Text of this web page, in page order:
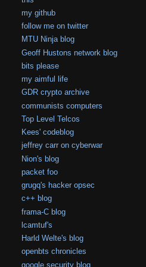
my github
follow me on twitter
MTU Ninja blog
Geoff Hustons network blog
bits please
my aimful life
GDR crypto archive
communists computers
Top Level Telcos
Kees' codeblog
jeffrey carr on cyberwar
Nion's blog
packet foo
grugq's hacker opsec
c++ blog
frama-C blog
lcamtuf's
Harld Welte's blog
openbts chronicles
google security blog